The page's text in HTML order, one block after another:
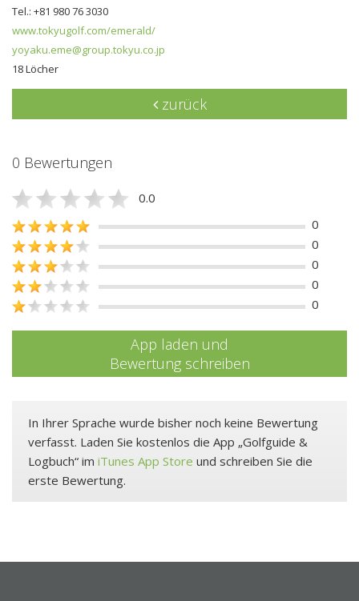
Tel.: +81 980 76 3030
www.tokyugolf.com/emerald/
yoyaku.eme@group.tokyu.co.jp
18 Löcher
zurück
0 Bewertungen
0.0
0
0
0
0
0
App laden und
Bewertung schreiben
In Ihrer Sprache wurde bisher noch keine Bewertung
verfasst. Laden Sie kostenlos die App „Golfguide &
Logbuch“ im iTunes App Store und schreiben Sie die
erste Bewertung.